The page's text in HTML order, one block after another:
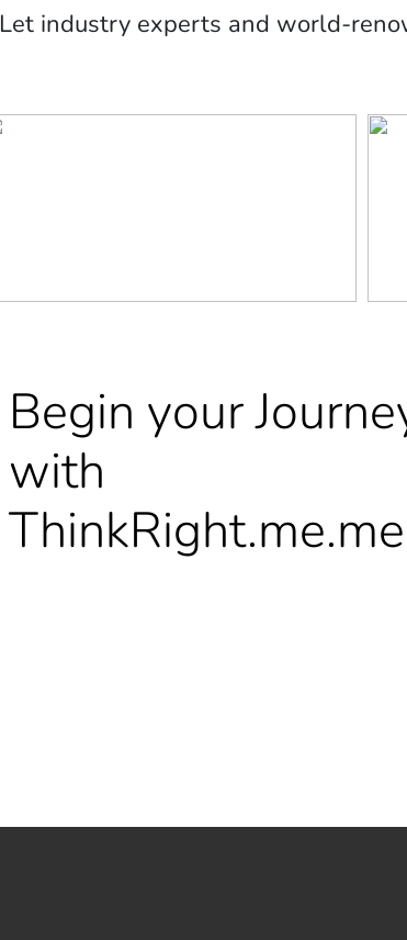
Let industry experts and world-
Begin your
with
ThinkRight.me.me